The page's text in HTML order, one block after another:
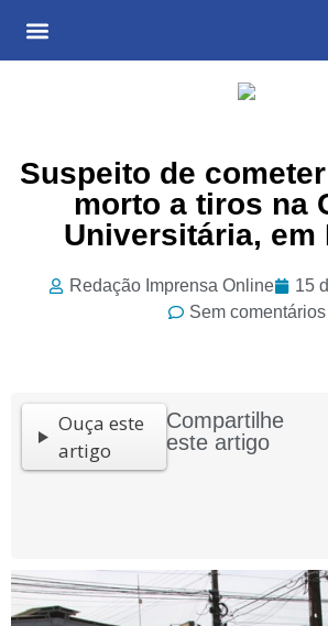
Suspeito de
morto a tiros na
Universitária, em
Redação Imprensa Online
15
Sem comentários
Ouça este
artigo
Compartilhe
este artigo